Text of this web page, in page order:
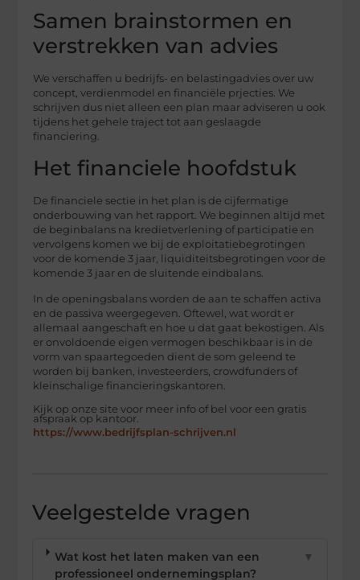
Samen brainstormen en
verstrekken van advies
We verschaffen u bedrijfs- en belastingadvies over uw
concept, verdienmodel en financiële prjecties. We
schrijven dus niet alleen een plan maar adviseren u ook
tijdens het gehele traject tot aan geslaagde
financiering.
Het financiele hoofdstuk
De financiele sectie in het plan is de cijfermatige
onderbouwing van het rapport. We beginnen altijd met
de beginbalans na kredietverlening of participatie en
vervolgens komen we bij de exploitatiebegrotingen
voor de komende 3 jaar, liquiditeitsbegrotingen voor de
komende 3 jaar en de sluitende eindbalans.
In de openingsbalans worden de aan te schaffen activa
en de passiva weergegeven. Oftewel, wat wordt er
allemaal aangeschaft en hoe u dat gaat bekostigen. Als
er onvoldoende eigen vermogen beschikbaar is in de
vorm van spaartegoeden dient de som geleend te
worden bij banken, investeerders, crowdfunders of
kleinschalige financieringskantoren.
Kijk op onze site voor meer info of bel voor een gratis
afspraak op kantoor.
https://www.bedrijfsplan-schrijven.nl
Veelgestelde vragen
Wat kost het laten maken van een
professioneel ondernemingsplan?
▼